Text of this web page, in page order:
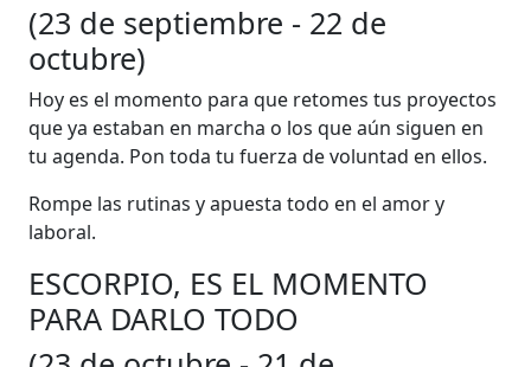
(23 de septiembre - 22 de
octubre)
Hoy es el momento para que retomes tus proyectos
que ya estaban en marcha o los que aún siguen en
tu agenda. Pon toda tu fuerza de voluntad en ellos.
Rompe las rutinas y apuesta todo en el amor y
laboral.
ESCORPIO, ES EL MOMENTO
PARA DARLO TODO